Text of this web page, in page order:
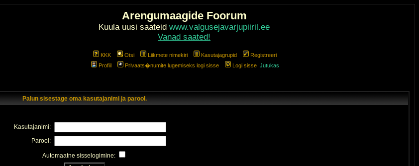
Arengumaagide Foorum
Kuula uusi saateid www.valgusejavarjupiiril.ee
Vanad saated!
KKK Otsi Liikmete nimekiri Kasutajagrupid
Registreeri
Profiil
Privaats�numite lugemiseks logi sisse Logi sisse Jutukas
Palun sisestage oma kasutajanimi ja parool.
Kasutajanimi:
Parool:
Automaatne sisselogimine: